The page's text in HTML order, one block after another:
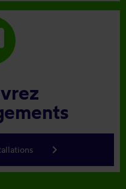
keyboard_arrow_right